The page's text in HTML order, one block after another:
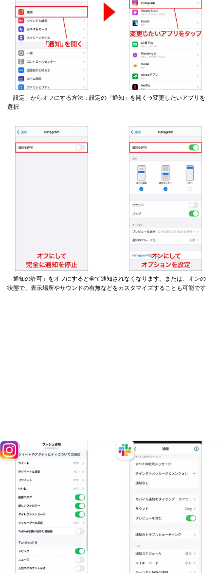
「設定」からオフにする方法：設定の「通知」を開く→変更したいアプリを
選択
「通知の許可」をオフにすると全て通知されなくなります。または、オンの
状態で、表示場所やサウンドの有無などをカスタマイズすることも可能です